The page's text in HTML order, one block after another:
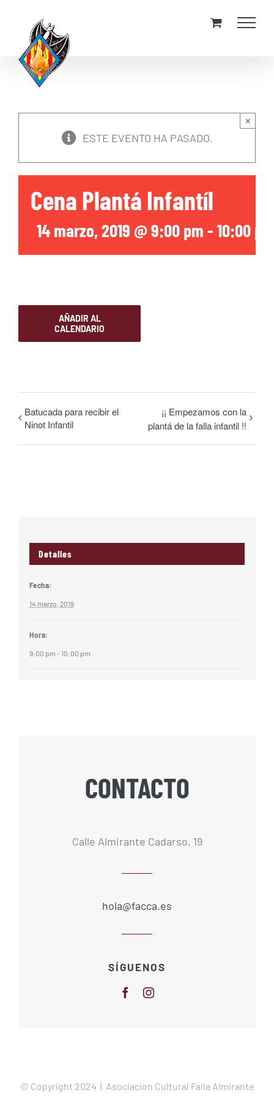
content
ESTE EVENTO HA PASADO.
×
Cena Plantá Infantíl
14 marzo, 2019 @ 9:00 pm -10:00
AÑADIR AL
CALENDARIO
Batucada para recibir el
Ninot Infantil
¡¡ Empezamos con la
plantá de la falla infantil !!
Detalles
Fecha:
14 marzo, 2019
Hora:
9:00 pm - 10:00 pm
CONTACTO
Calle Almirante Cadarso, 19
hola@facca.es
SÍGUENOS
© Copyright 2024 | Asociacion Cultural Falla Almirante